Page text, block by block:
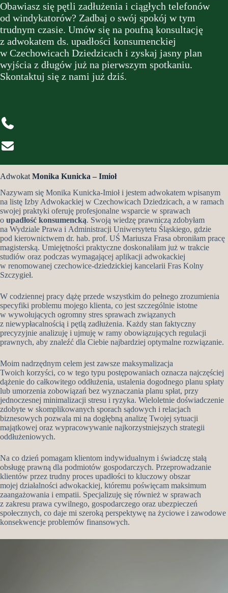
Obawiasz się pętli zadłużenia i ciągłych telefonów
od windykatorów? Zadbaj o swój spokój w tym
trudnym czasie. Umów się na poufną konsultację
z adwokatem ds. upadłości konsumenckiej
w Czechowicach Dziedzicach i zyskaj jasny plan
wyjścia z długów już na pierwszym spotkaniu.
Skontaktuj się z nami już dziś.
Adwokat Monika Kunicka – Imioł
Nazywam się Monika Kunicka-Imioł i jestem adwokatem wpisanym
na listę Izby Adwokackiej w Czechowicach Dziedzicach, a w ramach
swojej praktyki oferuję profesjonalne wsparcie w sprawach
o upadłość konsumencką. Swoją wiedzę prawniczą zdobyłam
na Wydziale Prawa i Administracji Uniwersytetu Śląskiego, gdzie
pod kierownictwem dr. hab. prof. UŚ Mariusza Frasa obroniłam pracę
magisterską. Umiejętności praktyczne doskonaliłam już w trakcie
studiów oraz podczas wymagającej aplikacji adwokackiej
w renomowanej czechowice-dziedzickiej kancelarii Fras Kolny
Szczygieł.
W codziennej pracy dążę przede wszystkim do pełnego zrozumienia
specyfiki problemu mojego klienta, co jest szczególnie istotne
w wywołujących ogromny stres sprawach związanych
z niewypłacalnością i pętlą zadłużenia. Każdy stan faktyczny
precyzyjnie analizuję i ujmuję w ramy obowiązujących regulacji
prawnych, aby znaleźć dla Ciebie najbardziej optymalne rozwiązanie.
Moim nadrzędnym celem jest zawsze maksymalizacja
Twoich korzyści, co w tego typu postępowaniach oznacza najczęściej
dążenie do całkowitego oddłużenia, ustalenia dogodnego planu spłaty
lub umorzenia zobowiązań bez wyznaczania planu spłat, przy
jednoczesnej minimalizacji stresu i ryzyka. Wieloletnie doświadczenie
zdobyte w skomplikowanych sporach sądowych i relacjach
biznesowych pozwala mi na dogłębną analizę Twojej sytuacji
majątkowej oraz wypracowywanie najkorzystniejszych strategii
oddłużeniowych.
Na co dzień pomagam klientom indywidualnym i świadczę stałą
obsługę prawną dla podmiotów gospodarczych. Przeprowadzanie
klientów przez trudny proces upadłości to kluczowy obszar
mojej działalności adwokackiej, któremu poświęcam maksimum
zaangażowania i empatii. Specjalizuję się również w sprawach
z zakresu prawa cywilnego, gospodarczego oraz ubezpieczeń
społecznych, co daje mi szeroką perspektywę na życiowe i zawodowe
konsekwencje problemów finansowych.